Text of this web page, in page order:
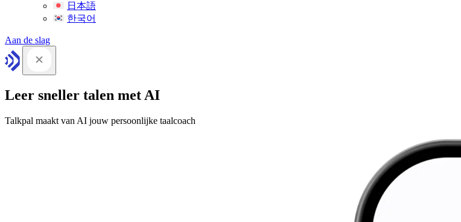
日本語
한국어
Aan de slag
Leer sneller talen met AI
Talkpal maakt van AI jouw persoonlijke taalcoach